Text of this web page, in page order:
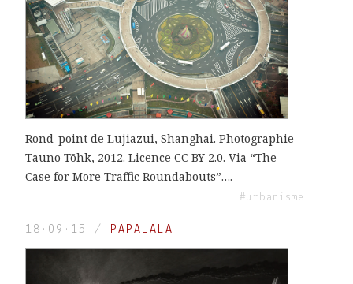
Rond-point de Lujiazui, Shanghai. Photographie
Tauno Tõhk, 2012. Licence CC BY 2.0. Via “The
Case for More Traffic Roundabouts”….
#urbanisme
18·09·15 / PAPALALA